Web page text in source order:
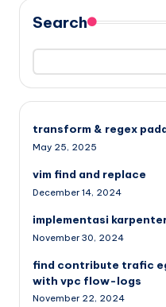
Search
transform & regex
May 25, 2025
vim find and replace
December 14, 2024
implementasi
November 30, 2024
find contribute trafic
with vpc flow-logs
November 22, 2024